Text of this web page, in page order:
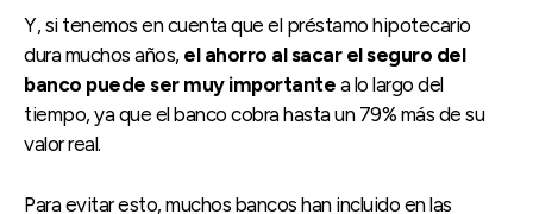
Y, si tenemos en cuenta que el préstamo hipotecario
dura muchos años, el ahorro al sacar el seguro del
banco puede ser muy importante a lo largo del
tiempo, ya que el banco cobra hasta un 79% más de su
valor real.
Para evitar esto, muchos bancos han incluido en las